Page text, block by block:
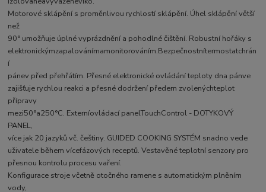
Motorové sklápění s proměnlivou rychlostí sklápění. Úhel sklápění větší
než
90° umožňuje úplné vyprázdnění a pohodlné čištění. Robustní hořáky s
elektronickýmzapalovánímamonitorováním.Bezpečnostnítermostatchrán
í
pánev před přehřátím. Přesné elektronické ovládání teploty dna pánve
zajišťuje rychlou reakci a přesné dodržení předem zvolenýchteplot
přípravy
mezi50°a250°C. Externíovládací panelTouchControl - DOTYKOVÝ
PANEL,
více jak 20 jazyků vč. češtiny. GUIDED COOKING SYSTÉM snadno vede
uživatele během vícefázových receptů. Vestavěné teplotní senzory pro
přesnou kontrolu procesu vaření.
Konfigurace stroje včetně otočného ramene s automatickým plněním
vody,